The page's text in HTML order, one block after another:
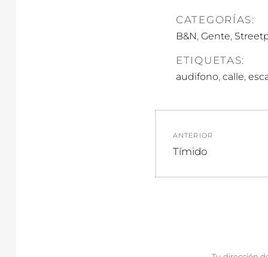
CATEGORÍAS:
B&N, Gente,
ETIQUETAS:
audifono, calle,
de
entradas
ANTERIOR
Entrada
Tímido